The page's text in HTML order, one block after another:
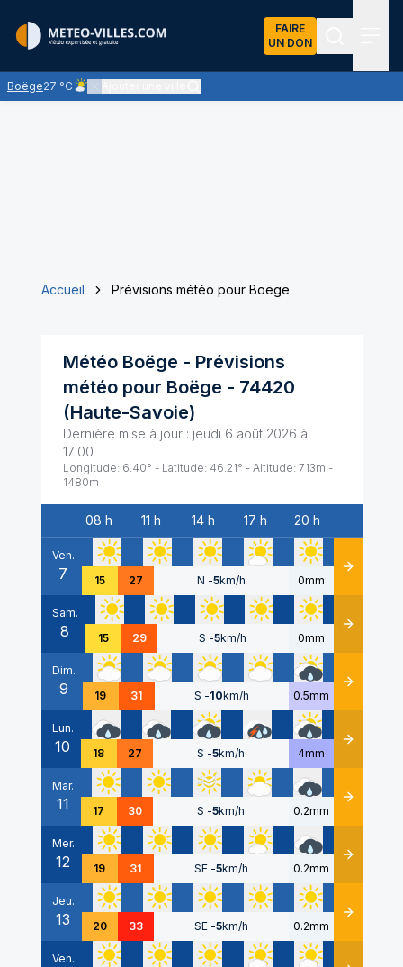
FAIRE
UN DON
Boëge27 °C
Ciel peu nuageux - le soleil domine largement
Accueil Prévisions météo pour Boëge
Météo Boëge - Prévisions
météo pour Boëge - 74420
(Haute-Savoie)
Dernière mise à jour : jeudi 6 août 2026 à
17:00
Longitude: 6.40° - Latitude: 46.21° - Altitude: 713m -
1480m
Date
08 h 11 h 14 h 17 h 20 h
Ven.
7 15 27 N -5km/h 0mm Détails
Sam.
8 15 29 S -5km/h 0mm Détails
Dim.
9 19 31 S -10km/h 0.5mm Détails
Lun.
10 18 27 S -5km/h 4mm Détails
Mar.
11 17 30 S -5km/h 0.2mm Détails
Mer.
12 19 31 SE -5km/h 0.2mm Détails
Jeu.
13 20 33 SE -5km/h 0.2mm Détails
Ven.